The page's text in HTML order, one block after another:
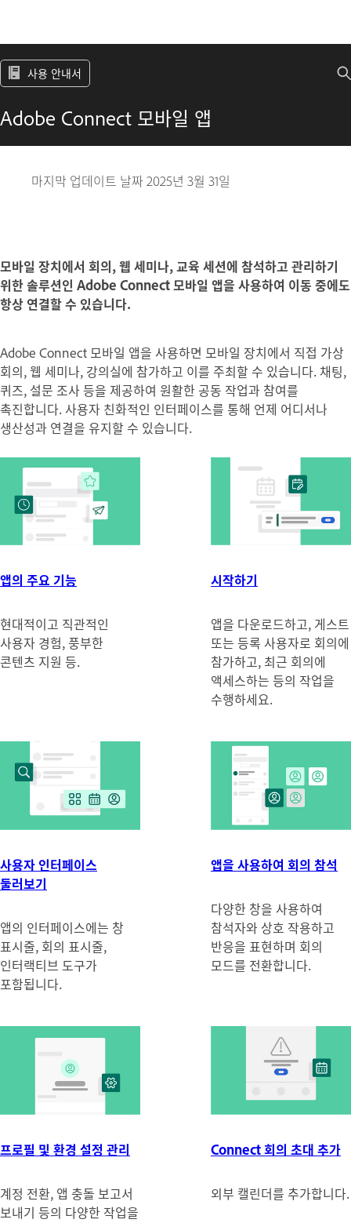
사용 안내서
Adobe Connect 모바일 앱
마지막 업데이트 날짜2025년 3월 31일
모바일 장치에서 회의, 웹 세미나, 교육 세션에 참석하고 관리하기
위한 솔루션인 Adobe Connect 모바일 앱을 사용하여 이동 중에도
항상 연결할 수 있습니다.
Adobe Connect 모바일 앱을 사용하면 모바일 장치에서 직접 가상
회의, 웹 세미나, 강의실에 참가하고 이를 주최할 수 있습니다. 채팅,
퀴즈, 설문 조사 등을 제공하여 원활한 공동 작업과 참여를
촉진합니다. 사용자 친화적인 인터페이스를 통해 언제 어디서나
생산성과 연결을 유지할 수 있습니다.
앱의 주요 기능
현대적이고 직관적인
사용자 경험, 풍부한
콘텐츠 지원 등.
시작하기
앱을 다운로드하고, 게스트
또는 등록 사용자로 회의에
참가하고, 최근 회의에
액세스하는 등의 작업을
수행하세요.
사용자 인터페이스
둘러보기
앱의 인터페이스에는 창
표시줄, 회의 표시줄,
인터랙티브 도구가
포함됩니다.
앱을 사용하여 회의 참석
다양한 창을 사용하여
참석자와 상호 작용하고
반응을 표현하며 회의
모드를 전환합니다.
프로필 및 환경 설정 관리
계정 전환, 앱 충돌 보고서
보내기 등의 다양한 작업을
Connect 회의 초대 추가
외부 캘린더를 추가합니다.